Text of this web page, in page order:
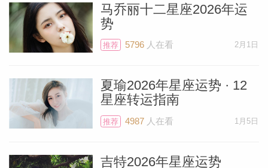
料简介
束，很可能不得不还是在有限的预算中执
行。或者说土星的到来，是为了让你明白曾
经做出的承诺的重要性。无论如何，这个新
生日落在4月5日以及前后4天的白羊座，对
于这次的新月感受最为的强烈。同样如果本
马乔丽十二星座2026年运
势
推荐 5796人在看 2月1日
夏瑜2026年星座运势 · 12
星座转运指南
推荐 4987人在看 1月5日
吉特2026年星座运势